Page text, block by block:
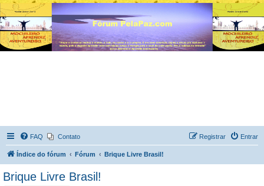
FAQ Contato Entrar
Registrar
Índice do fórum Fórum Brique Livre Brasil!
Brique Livre Brasil!